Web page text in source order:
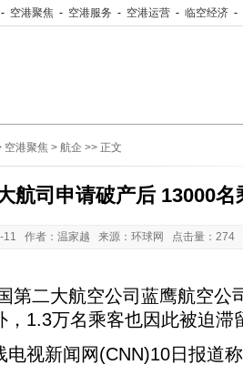
- 空港聚焦 - 空港服务 - 空港运营 - 临空经济 -
空港聚焦 > 航企 >> 正文
航司申请破产后 13000名
11 作者：温家越 来源：环球网 点击量：
二大航空公司蓝鹰航空公
，1.3万名乘客也因此被迫滞
视新闻网(CNN)10日报道称